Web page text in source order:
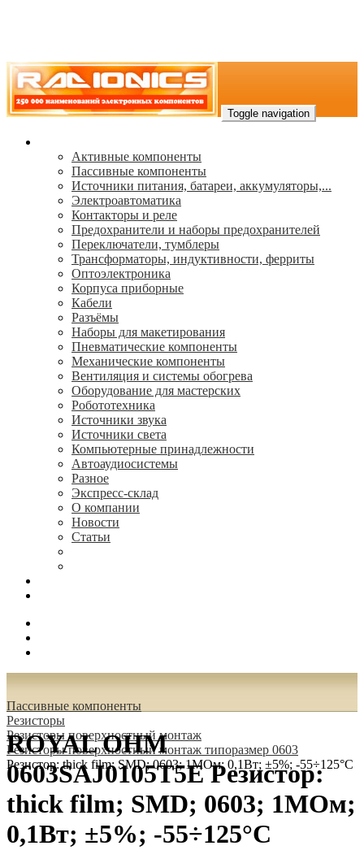
Toggle navigation
Активные компоненты
Пассивные компоненты
Источники питания, батареи, аккумуляторы,...
Электроавтоматика
Контакторы и реле
Предохранители и наборы предохранителей
Переключатели, тумблеры
Трансформаторы, индуктивности, ферриты
Oптоэлектроника
Корпуса приборные
Кабели
Разъёмы
Наборы для макетирования
Пневматические компоненты
Механические компоненты
Вентиляция и системы обогрева
Оборудование для мастерских
Робототехника
Источники звука
Источники света
Компьютерные принадлежности
Автоаудиосистемы
Разное
Экспресс-склад
О компании
Новости
Статьи
Пассивные компоненты
Резисторы
Резисторы поверхностный монтаж
Резисторы поверхностный монтаж типоразмер 0603
Резистор: thick film; SMD; 0603; 1МОм; 0,1Вт; ±5%; -55÷125°C
ROYAL OHM
0603SAJ0105T5E Резистор:
thick film; SMD; 0603; 1МОм;
0,1Вт; ±5%; -55÷125°C